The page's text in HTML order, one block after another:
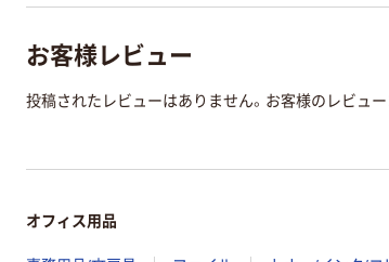
お客様レビュー
投稿されたレビューはありません。お客様のレビュ
オフィス用品